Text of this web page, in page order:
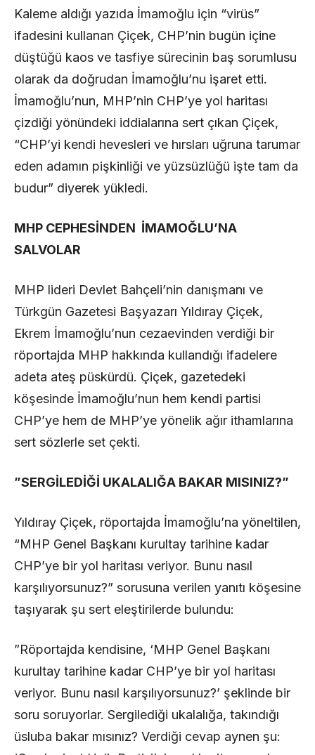
Kaleme aldığı yazıda İmamoğlu için “virüs”
ifadesini kullanan Çiçek, CHP’nin bugün içine
düştüğü kaos ve tasfiye sürecinin baş sorumlusu
olarak da doğrudan İmamoğlu’nu işaret etti.
İmamoğlu’nun, MHP’nin CHP’ye yol haritası
çizdiği yönündeki iddialarına sert çıkan Çiçek,
“CHP’yi kendi hevesleri ve hırsları uğruna tarumar
eden adamın pişkinliği ve yüzsüzlüğü işte tam da
budur” diyerek yükledi.
​MHP CEPHESİNDEN İMAMOĞLU’NA
SALVOLAR
​MHP lideri Devlet Bahçeli’nin danışmanı ve
Türkgün Gazetesi Başyazarı Yıldıray Çiçek,
Ekrem İmamoğlu’nun cezaevinden verdiği bir
röportajda MHP hakkında kullandığı ifadelere
adeta ateş püskürdü. Çiçek, gazetedeki
köşesinde İmamoğlu’nun hem kendi partisi
CHP’ye hem de MHP’ye yönelik ağır ithamlarına
sert sözlerle set çekti.
​”SERGİLEDİĞİ UKALALIĞA BAKAR MISINIZ?”
​Yıldıray Çiçek, röportajda İmamoğlu’na yöneltilen,
“MHP Genel Başkanı kurultay tarihine kadar
CHP’ye bir yol haritası veriyor. Bunu nasıl
karşılıyorsunuz?” sorusuna verilen yanıtı köşesine
taşıyarak şu sert eleştirilerde bulundu:
​”Röportajda kendisine, ‘MHP Genel Başkanı
kurultay tarihine kadar CHP’ye bir yol haritası
veriyor. Bunu nasıl karşılıyorsunuz?’ şeklinde bir
soru soruyorlar. Sergilediği ukalalığa, takındığı
üsluba bakar mısınız? Verdiği cevap aynen şu: